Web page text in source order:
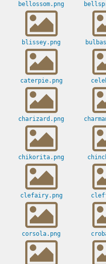
bellossom.png
blissey.png
caterpie.png
charizard.png
chikorita.png
clefairy.png
corsola.png